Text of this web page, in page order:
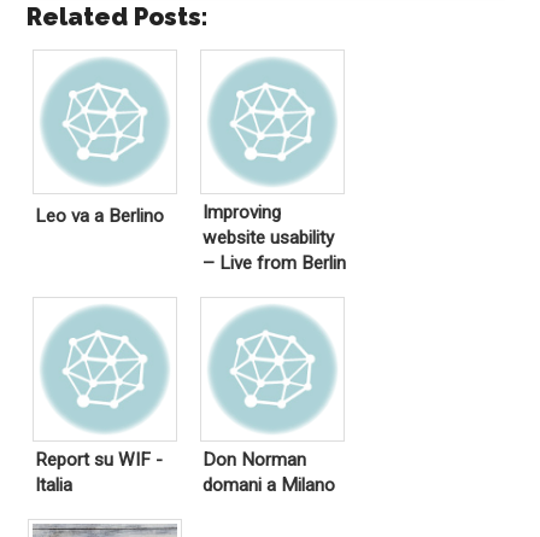
Related Posts:
Leo va a Berlino
Improving
website usability
– Live from Berlin
Report su WIF -
Italia
Don Norman
domani a Milano